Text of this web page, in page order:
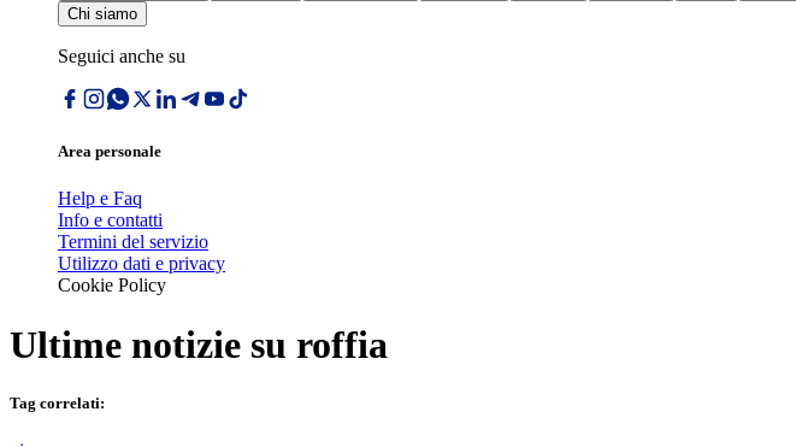
Chi siamo
Seguici anche su
Area personale
Help e Faq
Info e contatti
Termini del servizio
Utilizzo dati e privacy
Cookie Policy
Ultime notizie su roffia
Tag correlati: